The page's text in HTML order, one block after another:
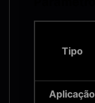
Tipo
Aplicação